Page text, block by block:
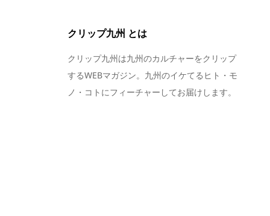
クリップ九州 とは
クリップ九州は九州のカルチャーをクリップ
するWEBマガジン。九州のイケてるヒト・モ
ノ・コトにフィーチャーしてお届けします。